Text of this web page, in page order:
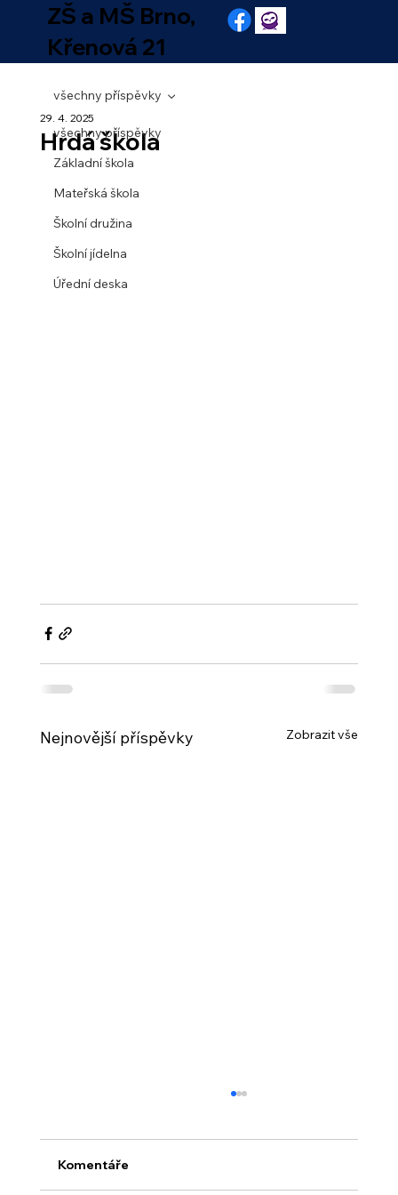
ZŠ a MŠ Brno,
Křenová 21
všechny příspěvky
Základní škola
Mateřská škola
Školní družina
Školní jídelna
Úřední deska
všechny příspěvky
Hrdá škola
29. 4. 2025
Nejnovější příspěvky Zobrazit vše
Komentáře